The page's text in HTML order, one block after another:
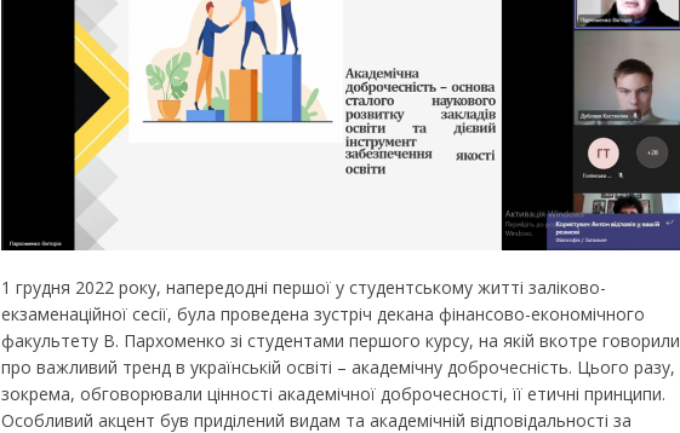
1 грудня 2022 року, напередодні першої у студентському житті заліково-
екзаменаційної сесії, була проведена зустріч декана фінансово-економічного
факультету В. Пархоменко зі студентами першого курсу, на якій вкотре говорили
про важливий тренд в українській освіті – академічну доброчесність. Цього разу,
зокрема, обговорювали цінності академічної доброчесності, її етичні принципи.
Особливий акцент був приділений видам та академічній відповідальності за